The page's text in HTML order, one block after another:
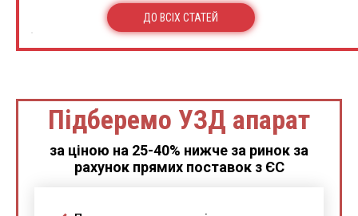
ДО ВСІХ СТАТЕЙ
Підберемо УЗД апарат
за ціною на 25-40% нижче за ринок за
рахунок прямих поставок з ЄС